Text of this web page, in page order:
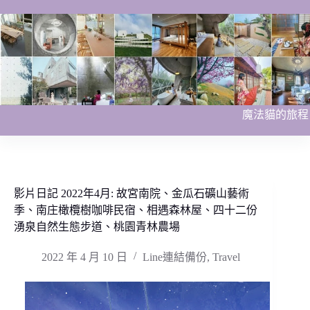
至
主
要
內
容
魔法貓的旅程
影片日記 2022年4月: 故宮南院、金瓜石礦山藝術
季、南庄橄欖樹咖啡民宿、相遇森林屋、四十二份
湧泉自然生態步道、桃園青林農場
2022 年 4 月 10 日 Line連結備份, Travel